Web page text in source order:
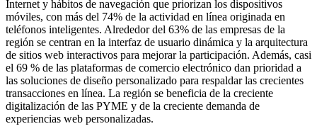
Internet y hábitos de navegación que priorizan los dispositivos
móviles, con más del 74% de la actividad en línea originada en
teléfonos inteligentes. Alrededor del 63% de las empresas de la
región se centran en la interfaz de usuario dinámica y la arquitectura
de sitios web interactivos para mejorar la participación. Además, casi
el 69 % de las plataformas de comercio electrónico dan prioridad a
las soluciones de diseño personalizado para respaldar las crecientes
transacciones en línea. La región se beneficia de la creciente
digitalización de las PYME y de la creciente demanda de
experiencias web personalizadas.